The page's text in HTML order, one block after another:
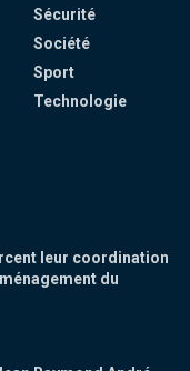
Sécurité
Société
Sport
Technologie
leur coordination
du